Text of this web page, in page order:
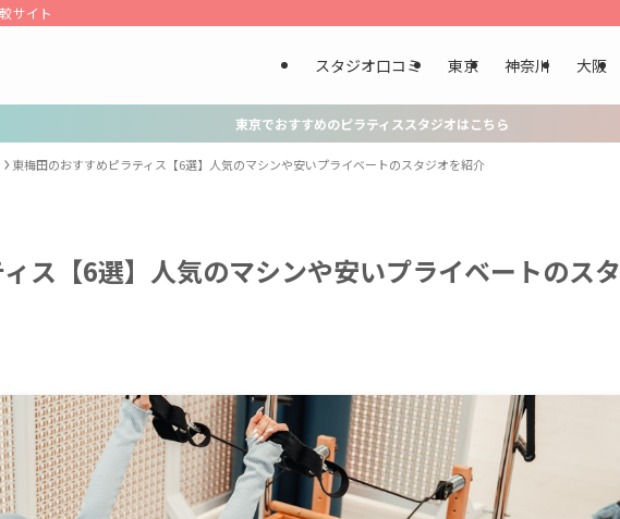
サイト
スタジオ口コミ 東京 神奈川 大阪
東京でおすすめのピラティススタジオはこちら
東梅田のおすすめピラティス【6選】人気のマシンや安いプライベートのスタジオを紹介
ス【6選】人気のマシンや安いプライベートのスタ